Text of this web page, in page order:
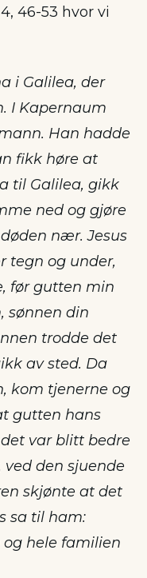
46-53 hvor vi
i Galilea, der
I Kapernaum
Han hadde
fikk høre at
til Galilea, gikk
ned og gjøre
nær. Jesus
tegn og under,
før gutten min
sønnen din
trodde det
av sted. Da
kom tjenerne og
gutten hans
var blitt bedre
ved den sjuende
skjønte at det
sa til ham:
og hele familien